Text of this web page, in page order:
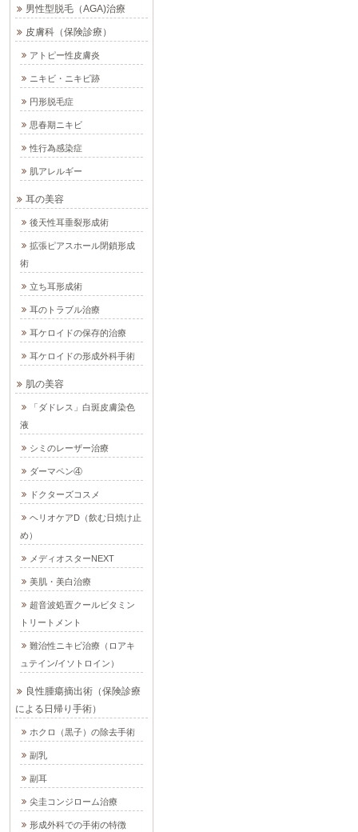
男性型脱毛（AGA)治療
皮膚科（保険診療）
アトピー性皮膚炎
ニキビ・ニキビ跡
円形脱毛症
思春期ニキビ
性行為感染症
肌アレルギー
耳の美容
後天性耳垂裂形成術
拡張ピアスホール閉鎖形成
術
立ち耳形成術
耳のトラブル治療
耳ケロイドの保存的治療
耳ケロイドの形成外科手術
肌の美容
「ダドレス」白斑皮膚染色
液
シミのレーザー治療
ダーマペン④
ドクターズコスメ
ヘリオケアD（飲む日焼け止
め）
メディオスターNEXT
美肌・美白治療
超音波処置クールビタミン
トリートメント
難治性ニキビ治療（ロアキ
ュテイン/イソトロイン）
良性腫瘍摘出術（保険診療
による日帰り手術）
ホクロ（黒子）の除去手術
副乳
副耳
尖圭コンジローム治療
形成外科での手術の特徴